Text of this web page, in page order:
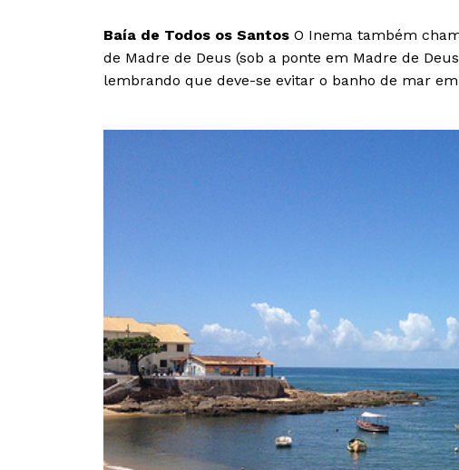
Baía de Todos os Santos O Inema também
de Madre de Deus (sob a ponte em Madre de
lembrando que deve-se evitar o banho de mar